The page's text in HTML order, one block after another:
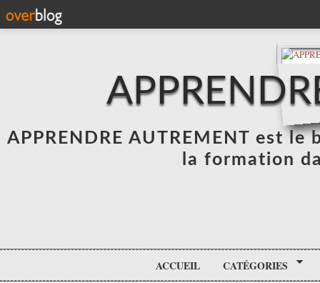
APPRENDRE AUTREMENT est
la formation
ACCUEIL CATÉGORIES